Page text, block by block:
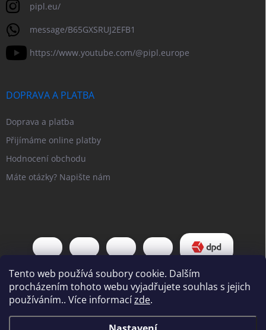
Tento web používá soubory cookie. Dalším
procházením tohoto webu vyjadřujete souhlas s jejich
používáním.. Více informacízde.
pipl.eu/
message/B65GXSRUJ2EFB1
https://www.youtube.com/@pipl.europe
DOPRAVA A PLATBA
Doprava a platba
Přijímáme online platby
Hodnocení obchodu
Máte otázky? Napište nám
. Všechna práva vyhrazena.